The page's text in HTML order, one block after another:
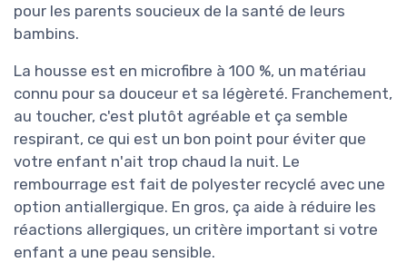
pour les parents soucieux de la santé de leurs
bambins.
La housse est en microfibre à 100 %, un matériau
connu pour sa douceur et sa légèreté. Franchement,
au toucher, c'est plutôt agréable et ça semble
respirant, ce qui est un bon point pour éviter que
votre enfant n'ait trop chaud la nuit. Le
rembourrage est fait de polyester recyclé avec une
option antiallergique. En gros, ça aide à réduire les
réactions allergiques, un critère important si votre
enfant a une peau sensible.